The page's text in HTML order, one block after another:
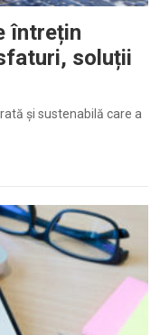
întrețin
soluții
și sustenabilă care a